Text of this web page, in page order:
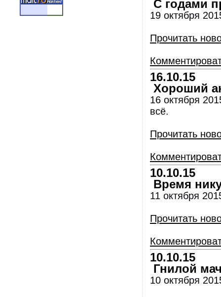
С годами
19 октября
Прочитать
16.10.15
Хороший
16 октября
всё.
Прочитать
10.10.15
Время
11 октября
Прочитать
10.10.15
Гнилой
10 октября